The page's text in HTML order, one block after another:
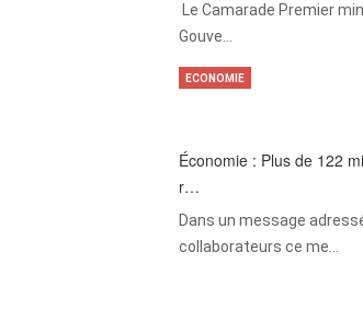
‎Le Camarade Premier
Gouve…
Économie : Plus de 122
r…
Dans un message
collaborateurs ce me…
ECONOMIE